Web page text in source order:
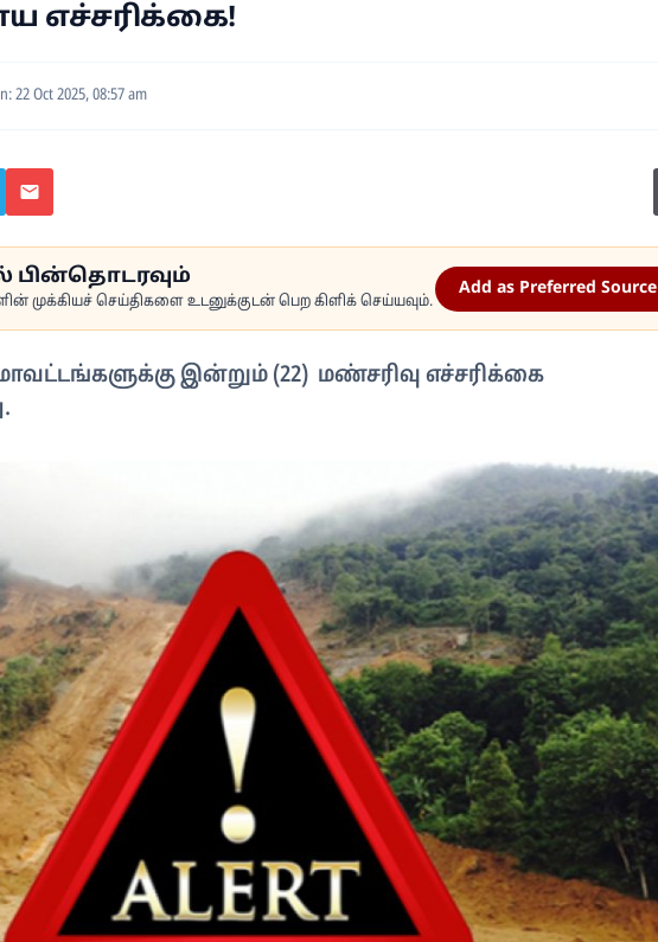
எச்சரிக்கை!
22 Oct 2025, 08:57 am
பின்தொடரவும்
முக்கியச் செய்திகளை உடனுக்குடன் பெற கிளிக் செய்யவும்.
Add as Preferred Source
இன்றும் (22) மண்சரிவு எச்சரிக்கை